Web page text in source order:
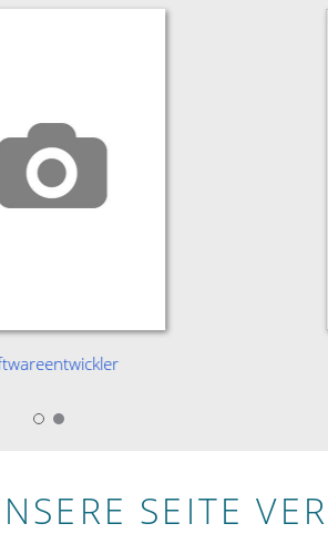
SEITE